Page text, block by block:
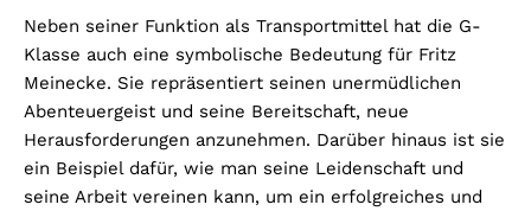
Neben seiner Funktion als Transportmittel hat die G-
Klasse auch eine symbolische Bedeutung für Fritz
Meinecke. Sie repräsentiert seinen unermüdlichen
Abenteuergeist und seine Bereitschaft, neue
Herausforderungen anzunehmen. Darüber hinaus ist sie
ein Beispiel dafür, wie man seine Leidenschaft und
seine Arbeit vereinen kann, um ein erfolgreiches und